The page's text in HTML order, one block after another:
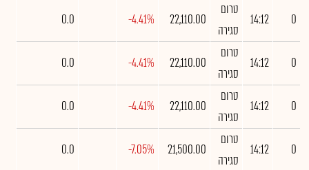
0
14:12
טרום
סגירה
22,110.00
-4.41%
0.0
0
14:12
טרום
סגירה
22,110.00
-4.41%
0.0
0
14:12
טרום
סגירה
22,110.00
-4.41%
0.0
0
14:12
טרום
סגירה
21,500.00
-7.05%
0.0